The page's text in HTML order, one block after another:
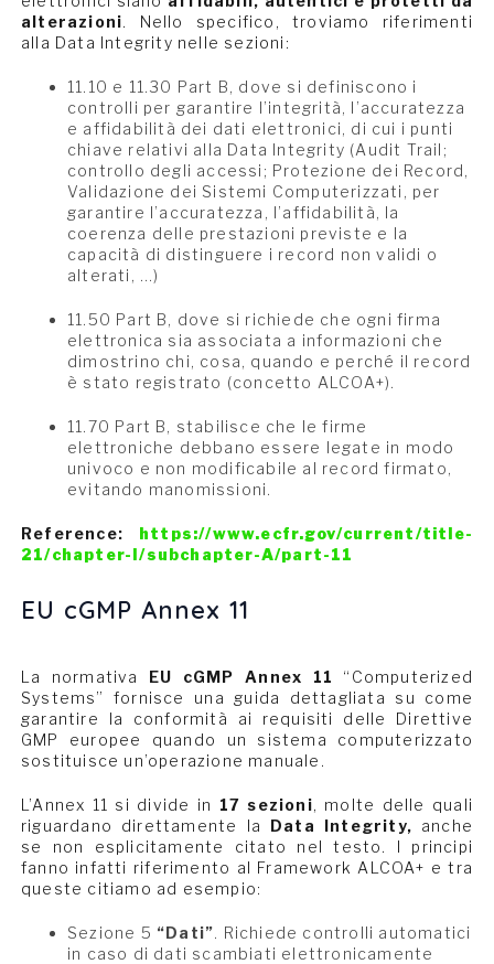
alterazioni. Nello specifico, troviamo riferimenti
alla Data Integrity nelle sezioni:
11.10 e 11.30 Part B, dove si definiscono i
controlli per garantire l’integrità, l’accuratezza
e affidabilità dei dati elettronici, di cui i punti
chiave relativi alla Data Integrity (Audit Trail;
controllo degli accessi; Protezione dei Record,
Validazione dei Sistemi Computerizzati, per
garantire l’accuratezza, l’affidabilità, la
coerenza delle prestazioni previste e la
capacità di distinguere i record non validi o
alterati, …)
11.50 Part B, dove si richiede che ogni firma
elettronica sia associata a informazioni che
dimostrino chi, cosa, quando e perché il record
è stato registrato (concetto ALCOA+).
11.70 Part B, stabilisce che le firme
elettroniche debbano essere legate in modo
univoco e non modificabile al record firmato,
evitando manomissioni.
Reference: https://www.ecfr.gov/current/title-
21/chapter-I/subchapter-A/part-11
EU cGMP Annex 11
La normativa EU cGMP Annex 11
“Computerized
Systems” fornisce una guida dettagliata su come
garantire la conformità ai requisiti delle Direttive
GMP europee quando un sistema computerizzato
sostituisce un’operazione manuale.
L’Annex 11 si divide in 17 sezioni, molte delle quali
riguardano direttamente la Data Integrity, anche
se non esplicitamente citato nel testo. I principi
fanno infatti riferimento al Framework ALCOA+ e tra
queste citiamo ad esempio:
Sezione 5 “Dati”. Richiede controlli automatici
in caso di dati scambiati elettronicamente